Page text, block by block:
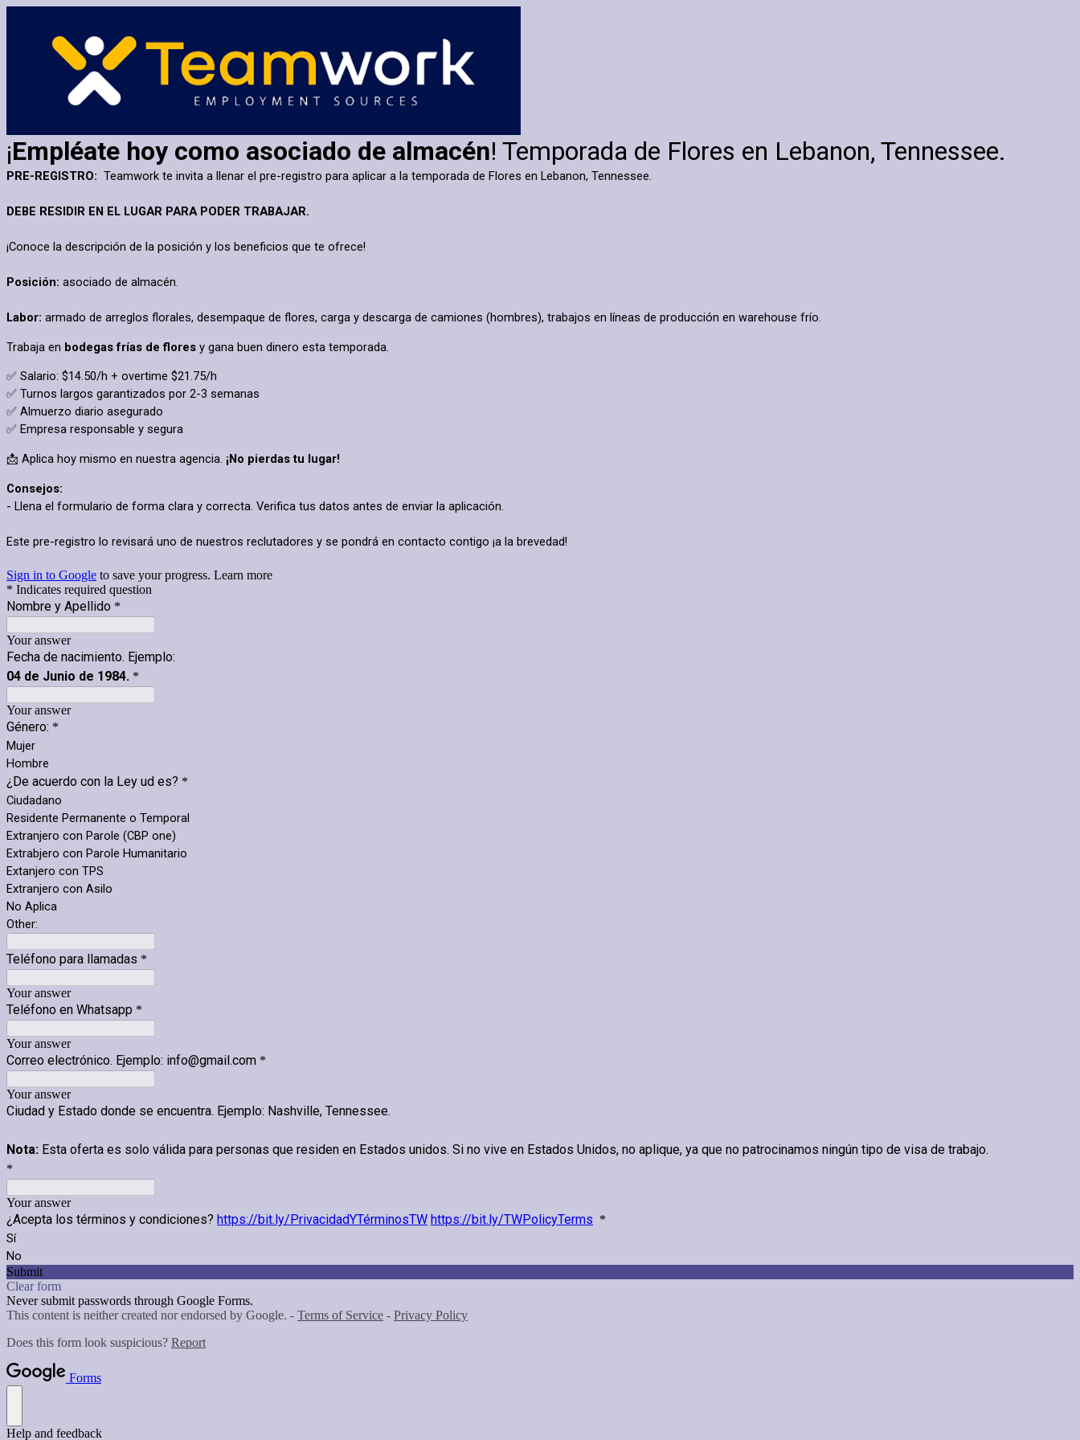
¡Empléate hoy como asociado de almacén! Temporada de Flores en Lebanon, Tennessee.
PRE-REGISTRO: Teamwork te invita a llenar el pre-registro para aplicar a la temporada de Flores en Lebanon, Tennessee.
DEBE RESIDIR EN EL LUGAR PARA PODER TRABAJAR.
¡Conoce la descripción de la posición y los beneficios que te ofrece!
Posición: asociado de almacén.
Labor: armado de arreglos florales, desempaque de flores, carga y descarga de camiones (hombres), trabajos en líneas de producción en warehouse frío.
Trabaja en bodegas frías de flores y gana buen dinero esta temporada.
✅ Salario: $14.50/h + overtime $21.75/h
✅ Turnos largos garantizados por 2-3 semanas
✅ Almuerzo diario asegurado
✅ Empresa responsable y segura
📩 Aplica hoy mismo en nuestra agencia. ¡No pierdas tu lugar!
Consejos:
- Llena el formulario de forma clara y correcta. Verifica tus datos antes de enviar la aplicación.
Este pre-registro lo revisará uno de nuestros reclutadores y se pondrá en contacto contigo ¡a la brevedad!
Sign in to Google to save your progress. Learn more
* Indicates required question
Nombre y Apellido *
Your answer
Fecha de nacimiento. Ejemplo:
04 de Junio de 1984. *
Your answer
Género: *
Mujer
Hombre
¿De acuerdo con la Ley ud es? *
Ciudadano
Residente Permanente o Temporal
Extranjero con Parole (CBP one)
Extrabjero con Parole Humanitario
Extanjero con TPS
Extranjero con Asilo
No Aplica
Other:
Teléfono para llamadas *
Your answer
Teléfono en Whatsapp *
Your answer
Correo electrónico. Ejemplo: info@gmail.com *
Your answer
Ciudad y Estado donde se encuentra. Ejemplo: Nashville, Tennessee.
Nota: Esta oferta es solo válida para personas que residen en Estados unidos. Si no vive en Estados Unidos, no aplique, ya que no patrocinamos ningún tipo de visa de trabajo.
*
Your answer
¿Acepta los términos y condiciones? https://bit.ly/PrivacidadYTérminosTW https://bit.ly/TWPolicyTerms *
Sí
No
Submit
Clear form
Never submit passwords through Google Forms.
This content is neither created nor endorsed by Google. - Terms of Service - Privacy Policy
Does this form look suspicious? Report
Forms
Help and feedback